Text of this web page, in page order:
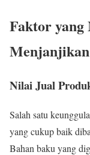
Faktor yang
Menjanjikan
Nilai Jual
Salah satu
yang cukup baik
Bahan baku yang